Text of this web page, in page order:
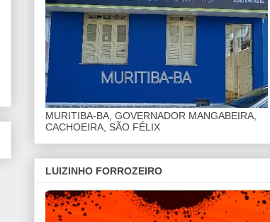
MURITIBA-BA, GOVERNADOR MANGABEIRA,
CACHOEIRA, SÃO FÉLIX
LUIZINHO FORROZEIRO